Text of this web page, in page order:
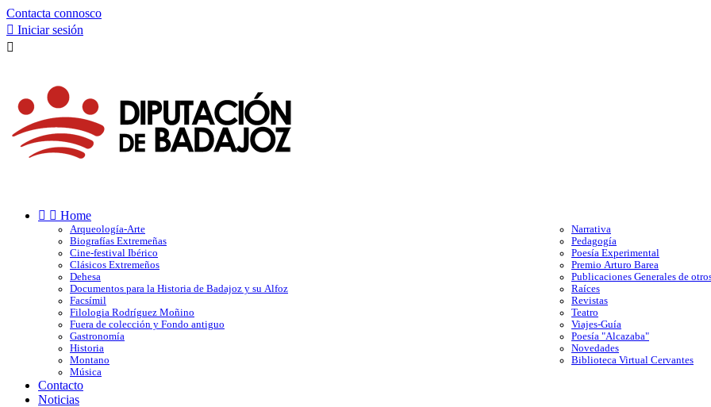
Contacta connosco
 Iniciar sesión

  Home
Arqueología-Arte
Biografías Extremeñas
Cine-festival Ibérico
Clásicos Extremeños
Dehesa
Documentos para la Historia de Badajoz y su Alfoz
Facsímil
Filologia Rodríguez Moñino
Fuera de colección y Fondo antiguo
Gastronomía
Historia
Montano
Música
Narrativa
Pedagogía
Poesía Experimental
Premio Arturo Barea
Publicaciones Generales de
Raíces
Revistas
Teatro
Viajes-Guía
Poesía "Alcazaba"
Novedades
Biblioteca Virtual Cervantes
Contacto
Noticias